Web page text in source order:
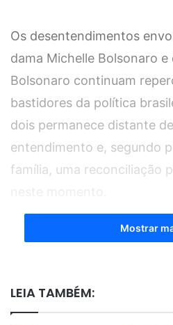
Os desentendimentos
dama Michelle Bolsonaro e
Bolsonaro continuam
bastidores da política
dois permanece distante
entendimento e, segundo
família, uma reconciliação
Mostrar
LEIA TAMBÉM: